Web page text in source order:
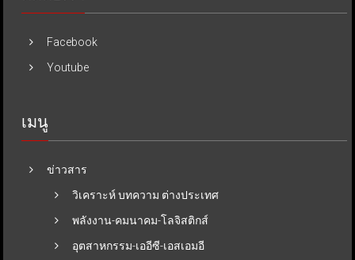
Facebook
Youtube
เมนู
ข่าวสาร
วิเคราะห์ บทความ ต่างประเทศ
พลังงาน-คมนาคม-โลจิสติกส์
อุตสาหกรรม-เออีซี-เอสเอมอี